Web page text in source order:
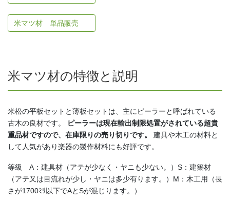
米マツ材 単品販売
米マツ材の特徴と説明
米松の平板セットと薄板セットは、主にピーラーと呼ばれている
古木の良材です。
ピーラーは現在輸出制限処置がされている超貴
重品材ですので、在庫限りの売り切りです。
建具や木工の材料と
して人気があり楽器の製作材料にも好評です。
等級 A：建具材（アテが少なく・ヤニも少ない。）S：建築材
（アテ又は目流れが少し・ヤニは多少有ります。）M：木工用（長
さが1700ﾐﾘ以下でAとSが混じります。）